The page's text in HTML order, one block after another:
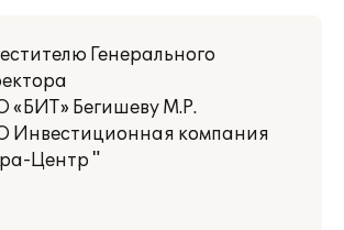
Генерального
Бегишеву М.Р.
Инвестиционная компания
Центр "